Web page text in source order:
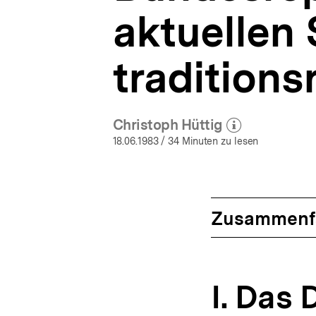
aktuellen
Christoph Hüttig
(Mehr zum Autor)
öffnen
18.06.1983/ 34 Minuten zu lesen
I. Das